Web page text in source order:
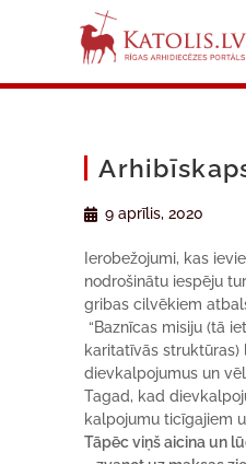
9 aprīlis, 2020
Ierobežojumi, kas
nodrošinātu iespēju
gribas cilvēkiem
“Baznīcas misiju (tā
karitatīvās struktūras)
dievkalpojumus un
Tagad, kad
kalpojumu ticīgajiem
Tāpēc viņš aicina un